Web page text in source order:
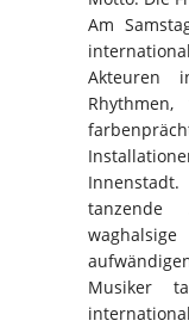
Am
Akteuren
tanzende
Musiker